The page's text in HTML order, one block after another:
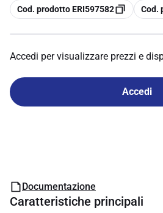
copia
Cod. prodotto ERI597582 copia
Cod.
Accedi per visualizzare prezzi e
Accedi
Documentazione
Caratteristiche principali